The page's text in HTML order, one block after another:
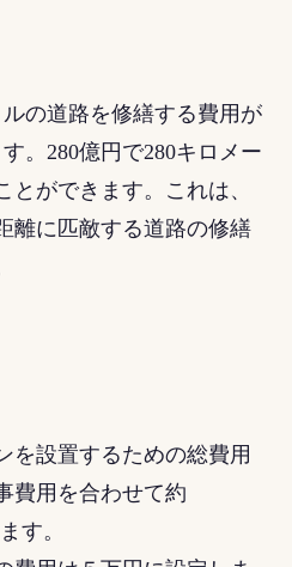
の道路を修繕する費用が
。280億円で280キロメー
とができます。これは、
離に匹敵する道路の修繕
を設置するための総費用
費用を合わせて約
す。